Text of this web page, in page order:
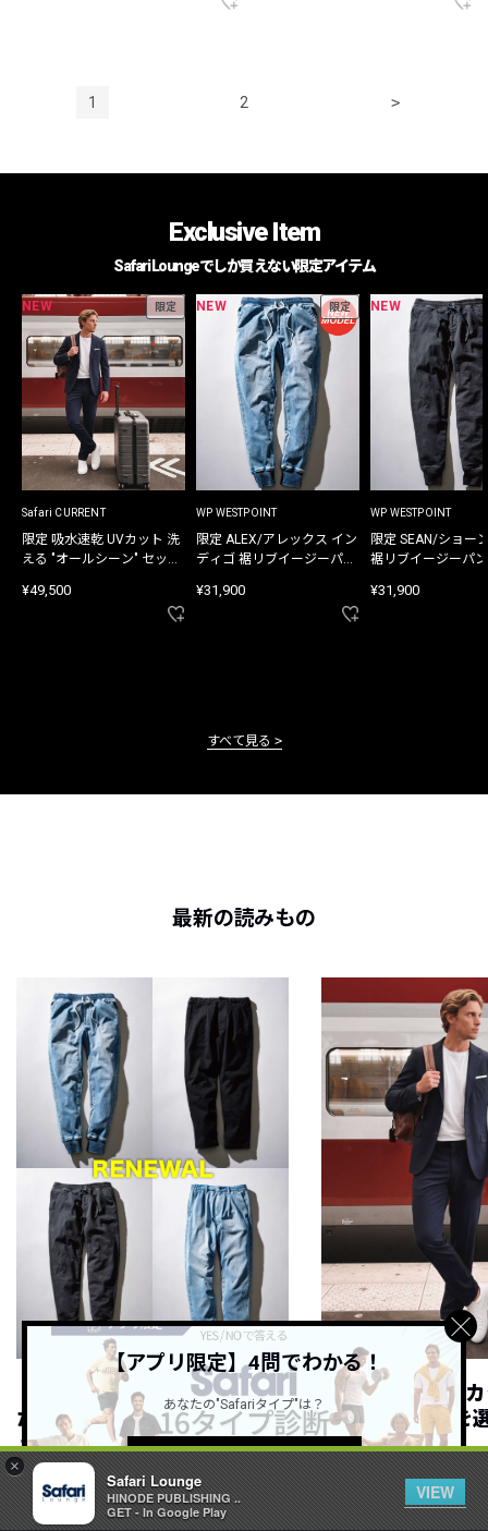
×
Safari Lounge
HINODE PUBLISHING ..
GET - In Google Play
VIEW
1 2 >
Exclusive Item
Safari Loungeでしか買えない限定アイテム
NEW 限定
Safari CURRENT
限定 吸水速乾 UVカット 洗
える "オールシーン" セット
¥49,500
NEW 限定
WP WESTPOINT
限定 ALEX/アレックス イン
ディゴ 裾リブイージーパン
¥31,900
NEW
WP WESTPOINT
限定 SEAN/ショー
裾リブイージーパ
¥31,900
すべて見る
最新の読みもの
【新型も登場】大人気だっ
た”WP”イージーパンツがリニ
ューアル！
2026.08.08
NEW
“WP”のイージーパンツを徹底解説&コーデ
紹介
【吸水速乾、UV
るetc.】シーンを
セットアップ！
2026.08.07
NEW
RECOMMEND ITEM vol.334
【アプリ限定】4問でわかる！
あなたの"Safariタイプ"は？
詳しくはこちら ＞